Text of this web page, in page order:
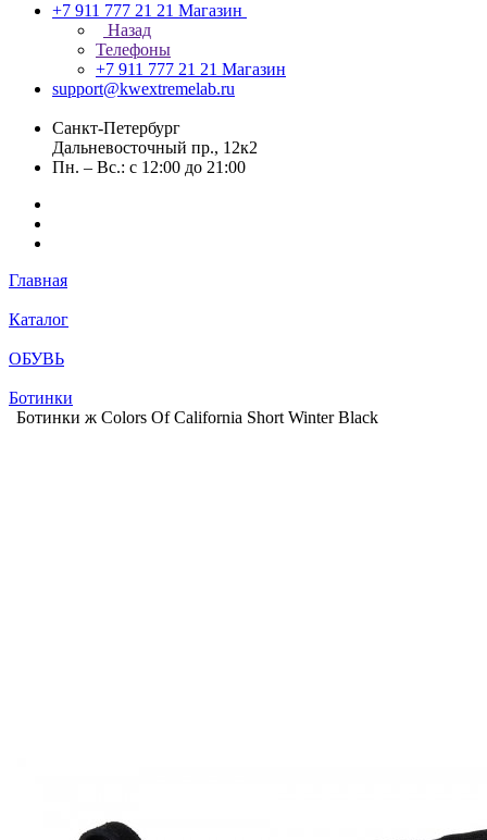
+7 911 777 21 21 Магазин
Назад
Телефоны
+7 911 777 21 21 Магазин
support@kwextremelab.ru
Санкт-Петербург
Дальневосточный пр., 12к2
Пн. – Вс.: с 12:00 до 21:00
Главная
Каталог
ОБУВЬ
Ботинки
Ботинки ж Colors Of California Short Winter Black